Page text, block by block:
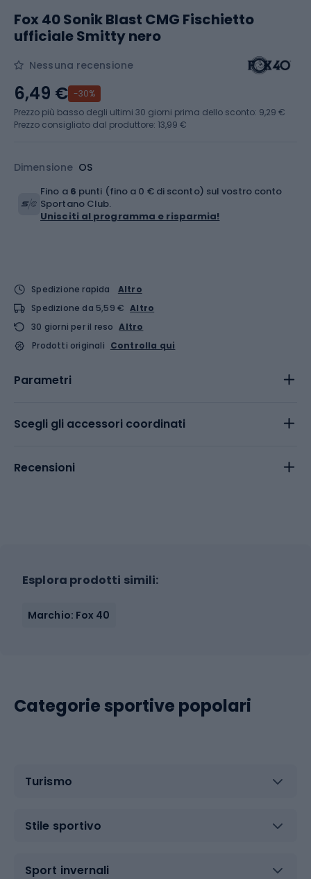
Fox 40 Sonik Blast CMG Fischietto
ufficiale Smitty nero
Nessuna recensione
Dimensione OS
6,49 € -30%
Prezzo più basso degli ultimi 30 giorni prima dello sconto: 9,29 €
Prezzo consigliato dal produttore: 13,99 €
Fino a 6 punti (fino a 0 € di sconto) sul vostro conto
Sportano Club.
Unisciti al programma e risparmia!
Spedizione rapida
Altro
Spedizione da 5,59 € Altro
30 giorni per il reso Altro
Prodotti originali Controlla qui
Parametri
Scegli gli accessori coordinati
Recensioni
Esplora prodotti simili:
Marchio: Fox 40
Categorie sportive popolari
Turismo
Stile sportivo
Sport invernali